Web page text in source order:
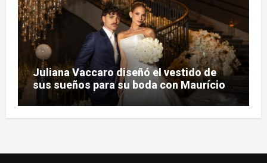
Juliana Vaccaro diseñó el vestido de
sus sueños para su boda con Maurício
Prado